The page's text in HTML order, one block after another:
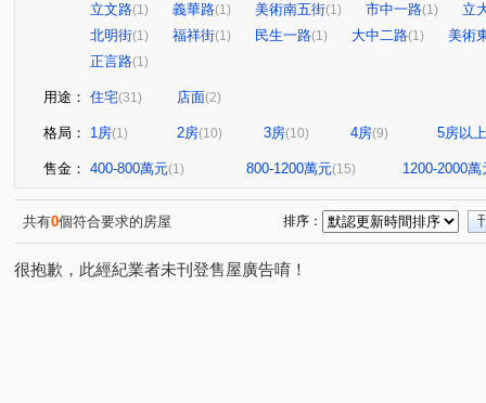
立文路(1) 義華路(1) 美術南五街(1) 市中一路(1)
立
北明街(1) 福祥街(1) 民生一路(1) 大中二路(1)
美術
正言路(1)
用途： 住宅(31) 店面(2)
格局： 1房(1) 2房(10) 3房(10) 4房(9) 5房以上
售金： 400-800萬元(1) 800-1200萬元(15) 1200-2000萬
共有0個符合要求的房屋 排序：
很抱歉，此經紀業者未刊登售屋廣告唷！